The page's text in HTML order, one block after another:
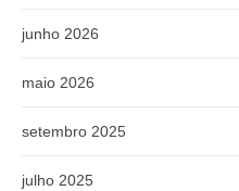
junho 2026
maio 2026
setembro 2025
julho 2025